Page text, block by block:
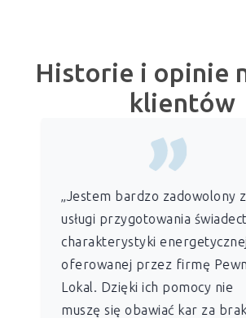
Historie i opinie
klientów
„Jestem bardzo zadowolony z
usługi przygotowania
charakterystyki
oferowanej przez firmę
Lokal. Dzięki ich pomocy nie
muszę się obawiać kar za brak